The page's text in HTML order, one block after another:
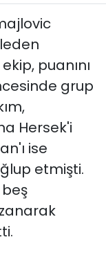
puanını
grup
Hersek'i
ise
etmişti.
beş